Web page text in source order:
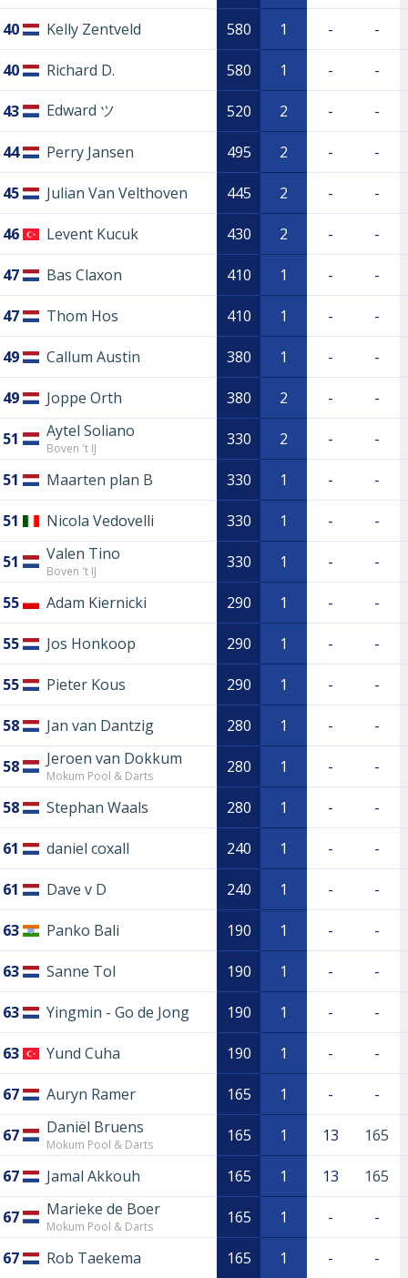
40 Kelly Zentveld 580 1 - -
40 Richard D. 580 1 - -
43 Edward ツ 520 2 - -
44 Perry Jansen 495 2 - -
45 Julian Van Velthoven 445 2 - -
46 Levent Kucuk 430 2 - -
47 Bas Claxon 410 1 - -
47 Thom Hos 410 1 - -
49 Callum Austin 380 1 - -
49 Joppe Orth 380 2 - -
51 Aytel Soliano
Boven 't IJ 330 2 - -
51 Maarten plan B 330 1 - -
51 Nicola Vedovelli 330 1 - -
51 Valen Tino
Boven 't IJ 330 1 - -
55 Adam Kiernicki 290 1 - -
55 Jos Honkoop 290 1 - -
55 Pieter Kous 290 1 - -
58 Jan van Dantzig 280 1 - -
58 Jeroen van Dokkum
Mokum Pool & Darts 280 1 - -
58 Stephan Waals 280 1 - -
61 daniel coxall 240 1 - -
61 Dave v D 240 1 - -
63 Panko Bali 190 1 - -
63 Sanne Tol 190 1 - -
63 Yingmin - Go de Jong 190 1 - -
63 Yund Cuha 190 1 - -
67 Auryn Ramer 165 1 - -
67 Daniël Bruens
Mokum Pool & Darts 165 1 13 165
67 Jamal Akkouh 165 1 13 165
67 Marieke de Boer
Mokum Pool & Darts 165 1 - -
67 Rob Taekema 165 1 - -